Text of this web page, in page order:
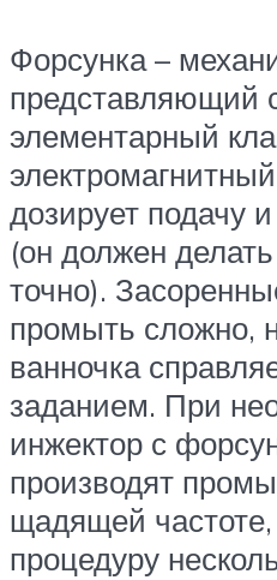
Форсунка –
представляющий
элементарный
дозирует подачу
(он должен
точно).
промыть сложно,
ванночка
заданием. При
инжектор с
производят
щадящей частоте,
процедуру